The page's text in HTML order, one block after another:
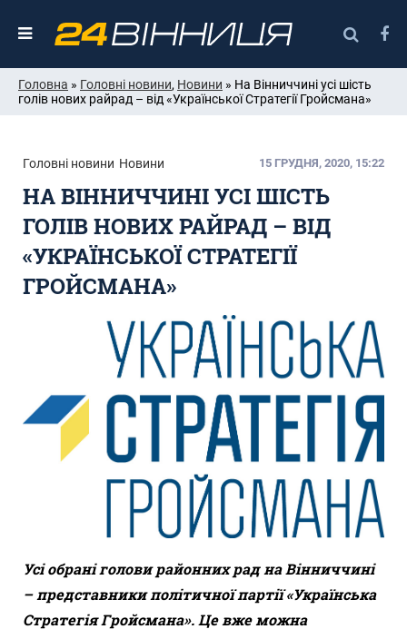
Головна » Головні новини, Новини » На Вінниччині усі шість
голів нових райрад – від «Української Стратегії Гройсмана»
Головні новини Новини 15 ГРУДНЯ, 2020, 15:22
НА ВІННИЧЧИНІ УСІ ШІСТЬ
ГОЛІВ НОВИХ РАЙРАД – ВІД
«УКРАЇНСЬКОЇ СТРАТЕГІЇ
ГРОЙСМАНА»
Усі обрані голови районних рад на Вінниччині
– представники політичної партії «Українська
Стратегія Гройсмана». Це вже можна